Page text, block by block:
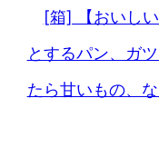
[箱] 【おいし
とするパン、ガ
たら甘いもの、